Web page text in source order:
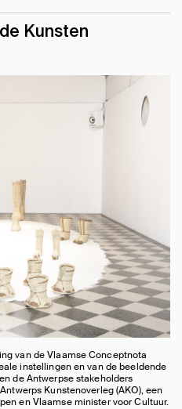
Kunsten
van de Vlaamse Conceptnota
instellingen en van de beeldende
de Antwerpse stakeholders
Kunstenoverleg (AKO), een
en Vlaamse minister voor Cultuur.